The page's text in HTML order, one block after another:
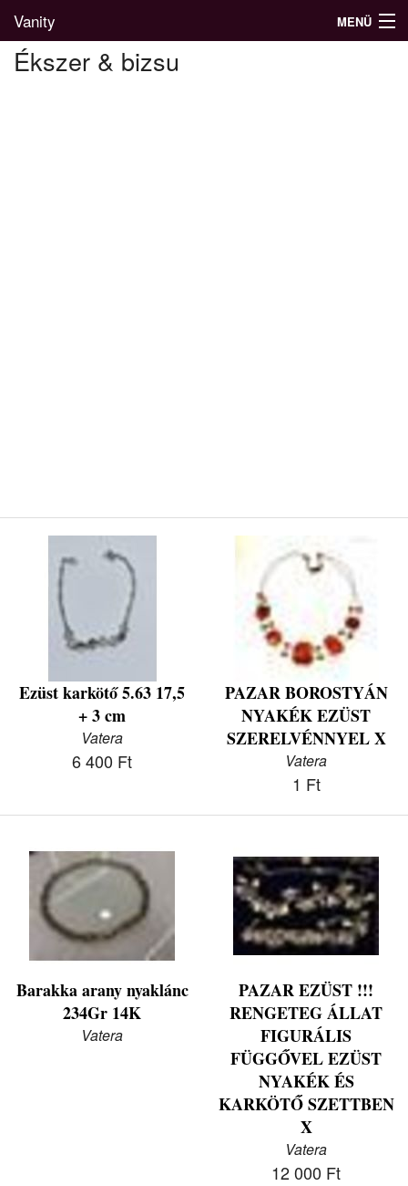
Vanity MENÜ
Ékszer & bizsu
Ezüst karkötő 5.63 17,5
+ 3 cm
Vatera
6 400 Ft
PAZAR BOROSTYÁN
NYAKÉK EZÜST
SZERELVÉNNYEL X
Vatera
1 Ft
Barakka arany nyaklánc
234Gr 14K
Vatera
PAZAR EZÜST !!!
RENGETEG ÁLLAT
FIGURÁLIS
FÜGGŐVEL EZÜST
NYAKÉK ÉS
KARKÖTŐ SZETTBEN
X
Vatera
12 000 Ft